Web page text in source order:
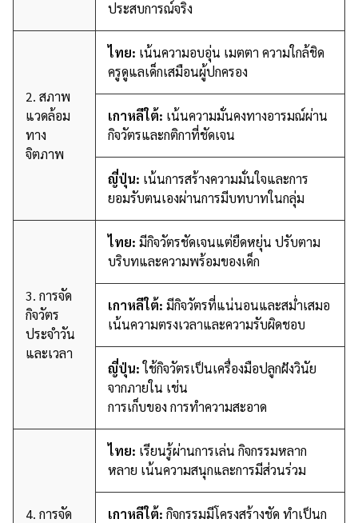
ประสบการณ์จริง
2. สภาพ
แวดล้อม
ทาง
จิตภาพ
ไทย: เน้นความอบอุ่น เมตตา ความใกล้ชิด
ครูดูแลเด็กเสมือนผู้ปกครอง
เกาหลีใต้: เน้นความมั่นคงทางอารมณ์ผ่าน
กิจวัตรและกติกาที่ชัดเจน
ญี่ปุ่น: เน้นการสร้างความมั่นใจและการ
ยอมรับตนเองผ่านการมีบทบาทในกลุ่ม
3. การจัด
กิจวัตร
ประจำวัน
และเวลา
ไทย: มีกิจวัตรชัดเจนแต่ยืดหยุ่น ปรับตาม
บริบทและความพร้อมของเด็ก
เกาหลีใต้: มีกิจวัตรที่แน่นอนและสม่ำเสมอ
เน้นความตรงเวลาและความรับผิดชอบ
ญี่ปุ่น:ใช้กิจวัตรเป็นเครื่องมือปลูกฝังวินัย
จากภายใน เช่น
การเก็บของ การทำความสะอาด
4. การจัด
ไทย: เรียนรู้ผ่านการเล่น กิจกรรมหลาก
หลาย เน้นความสนุกและการมีส่วนร่วม
เกาหลีใต้: กิจกรรมมีโครงสร้างชัด ทำเป็นก